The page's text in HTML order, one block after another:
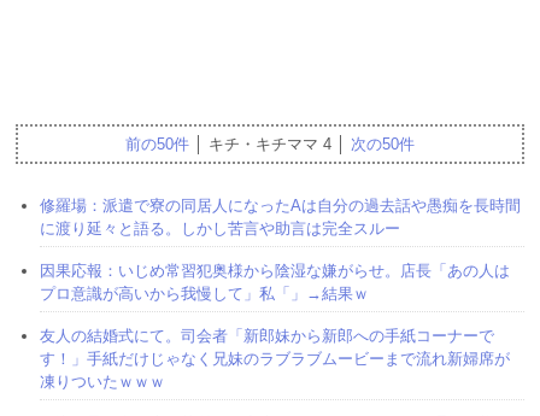
前の50件│ キチ・キチママ 4 │ 次の50件
修羅場：派遣で寮の同居人になったAは自分の過去話や愚痴を長時間
に渡り延々と語る。しかし苦言や助言は完全スルー
因果応報：いじめ常習犯奥様から陰湿な嫌がらせ。店長「あの人は
プロ意識が高いから我慢して」私「」→結果ｗ
友人の結婚式にて。司会者「新郎妹から新郎への手紙コーナーで
す！」手紙だけじゃなく兄妹のラブラブムービーまで流れ新婦席が
凍りついたｗｗｗ